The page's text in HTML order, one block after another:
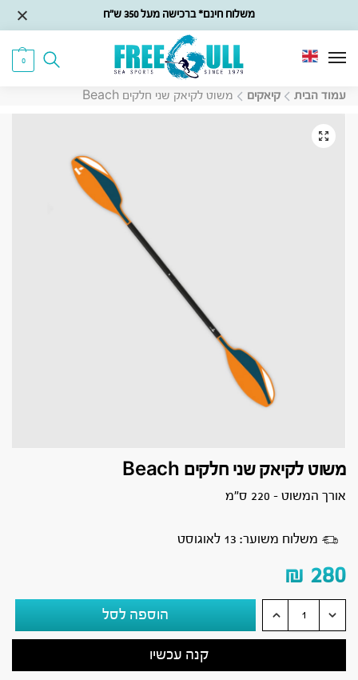
משלוח חינם* ברכישה מעל 350 ש״ח
0
עמוד הבית קיאקים משוט לקיאק שני חלקים Beach
משוט לקיאק שני חלקים Beach
אורך המשוט – 220 ס”מ
משלוח משוער: 13 לאוגוסט
₪ 280
הוספה לסל
קנה עכשיו